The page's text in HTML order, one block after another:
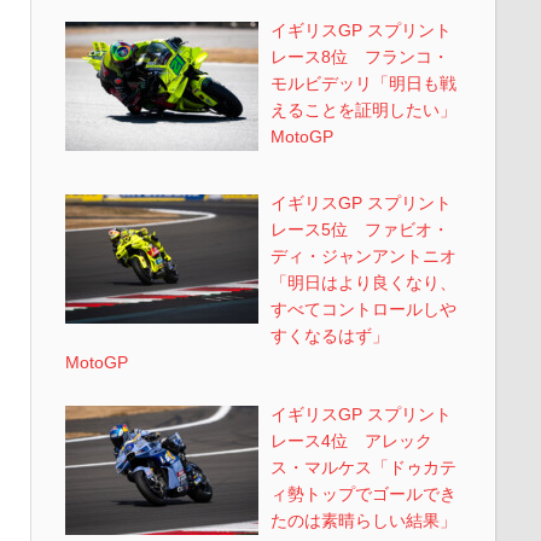
イギリスGP スプリント
レース8位 フランコ・
モルビデッリ「明日も戦
えることを証明したい」
MotoGP
イギリスGP スプリント
レース5位 ファビオ・
ディ・ジャンアントニオ
「明日はより良くなり、
すべてコントロールしや
すくなるはず」
MotoGP
イギリスGP スプリント
レース4位 アレック
ス・マルケス「ドゥカテ
ィ勢トップでゴールでき
たのは素晴らしい結果」